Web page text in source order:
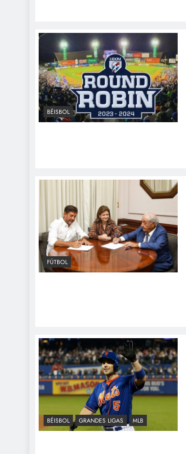
BÉISBOL
FÚTBOL
BÉISBOL GRANDES LIGAS MLB